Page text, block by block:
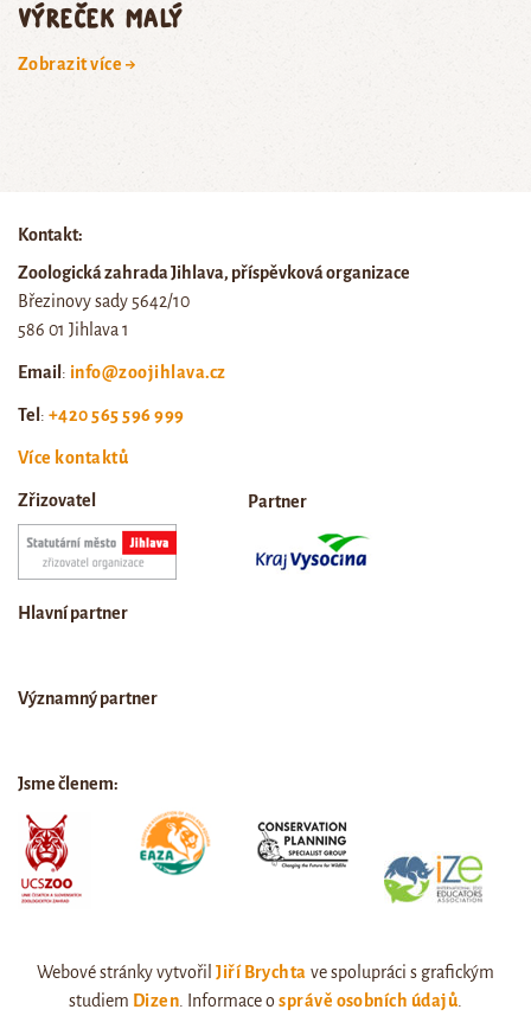
výreček malý
Zobrazit více →
Kontakt:
Zoologická zahrada Jihlava, příspěvková organizace
Březinovy sady 5642/10
586 01 Jihlava 1
Email : info@zoojihlava.cz
Tel : +420 565 596 999
Více kontaktů
Zřizovatel Partner
Hlavní partner
Významný partner
Jsme členem:
Webové stránky vytvořilJiří Brychta ve spolupráci s grafickým
studiem Dizen . Informace osprávě osobních údajů